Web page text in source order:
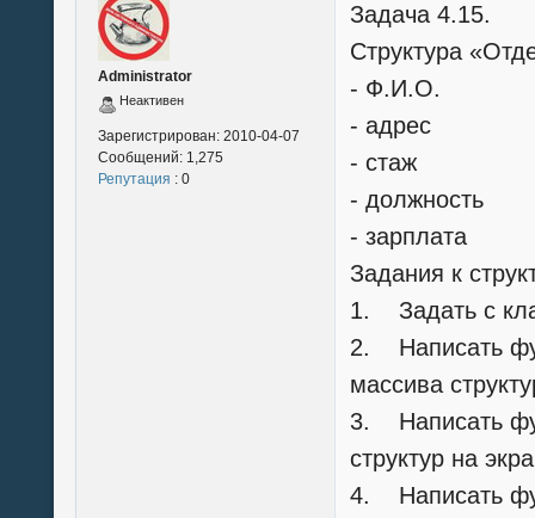
Administrator
Неактивен
Зарегистрирован: 2010-04-07
Сообщений: 1,275
Репутация : 0
Задача 4.15.
Cтруктура
- Ф.И.О.
- адрес
- стаж
- должность
- зарплата
Задания к
1. Задать с
2. Написать
массива
3. Написать
структур на
4. Написать